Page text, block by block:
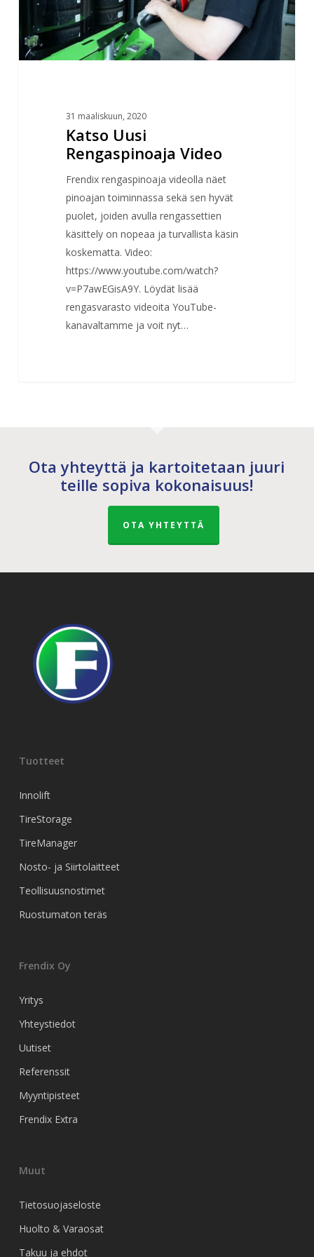
31 maaliskuun, 2020
Katso Uusi
Rengaspinoaja Video
Frendix rengaspinoaja videolla näet
pinoajan toiminnassa sekä sen hyvät
puolet, joiden avulla rengassettien
käsittely on nopeaa ja turvallista käsin
koskematta. Video:
https://www.youtube.com/watch?
v=P7awEGisA9Y. Löydät lisää
rengasvarasto videoita YouTube-
kanavaltamme ja voit nyt…
Ota yhteyttä ja kartoitetaan juuri
teille sopiva kokonaisuus!
OTA YHTEYTTÄ
Tuotteet
Innolift
TireStorage
TireManager
Nosto- ja Siirtolaitteet
Teollisuusnostimet
Ruostumaton teräs
Frendix Oy
Yritys
Yhteystiedot
Uutiset
Referenssit
Myyntipisteet
Frendix Extra
Muut
Tietosuojaseloste
Huolto & Varaosat
Takuu ja ehdot